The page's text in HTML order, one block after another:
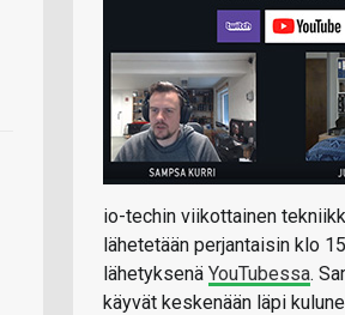
io-techin viikottainen
lähetetään perjantaisin klo
lähetyksenä YouTubessa.
käyvät keskenään läpi